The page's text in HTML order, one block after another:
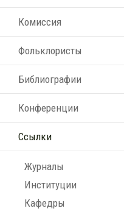
Комиссия
Фольклористы
Библиографии
Конференции
Ссылки
Журналы
Институции
Кафедры